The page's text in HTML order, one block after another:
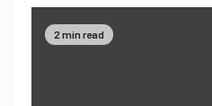
2 min read